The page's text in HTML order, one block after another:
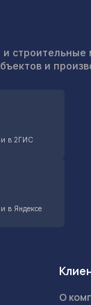
и
в 2ГИС
в Яндексе
О